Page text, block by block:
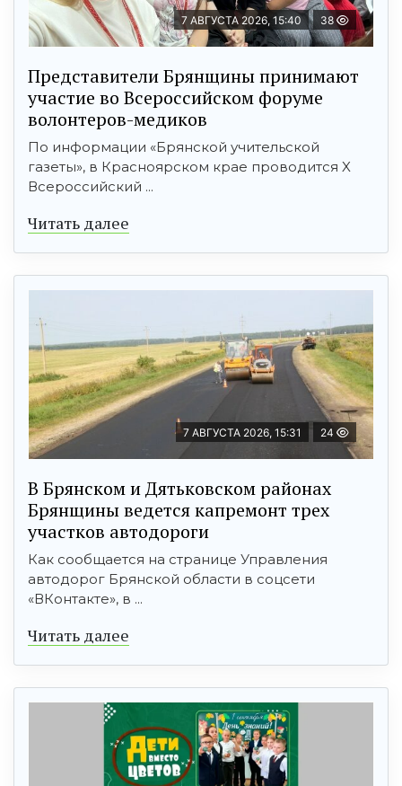
7 АВГУСТА 2026, 15:40 38
Представители Брянщины принимают
участие во Всероссийском форуме
волонтеров-медиков
По информации «Брянской учительской
газеты», в Красноярском крае проводится X
Всероссийский ...
Читать далее
7 АВГУСТА 2026, 15:31 24
В Брянском и Дятьковском районах
Брянщины ведется капремонт трех
участков автодороги
Как сообщается на странице Управления
автодорог Брянской области в соцсети
«ВКонтакте», в ...
Читать далее